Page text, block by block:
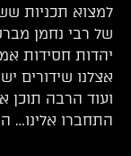
למצוא תכניות
של רבי נחמן
יהדות חסידות
אצלנו שידורים
ועוד הרבה תוכן
התחברו אלינו…